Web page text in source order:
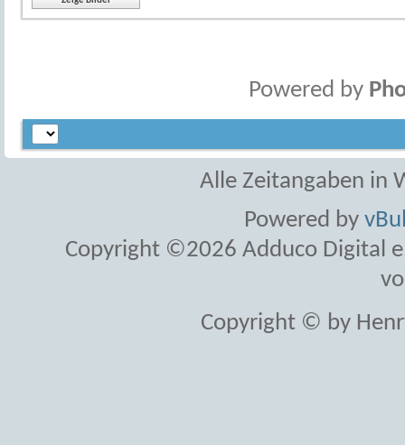
Powered by
Alle Zeitangaben in
Powered by
Copyright ©2026 Adduco Digital
Copyright © by